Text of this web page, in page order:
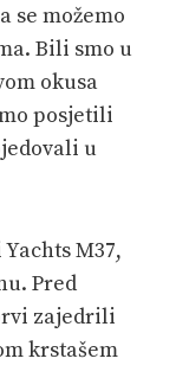
se možemo
Bili smo u
okusa
posjetili
u
M37,
Pred
zajedrili
krstašem